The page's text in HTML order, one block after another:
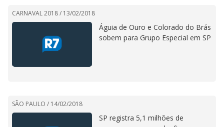
CARNAVAL 2018 / 13/02/2018
Águia de Ouro e Colorado do Brás
sobem para Grupo Especial em SP
SÃO PAULO / 14/02/2018
SP registra 5,1 milhões de